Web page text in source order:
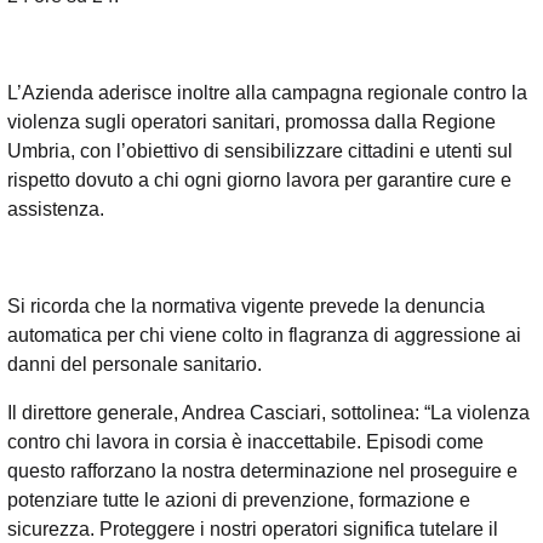
L’Azienda aderisce inoltre alla campagna regionale contro la
violenza sugli operatori sanitari, promossa dalla Regione
Umbria, con l’obiettivo di sensibilizzare cittadini e utenti sul
rispetto dovuto a chi ogni giorno lavora per garantire cure e
assistenza.
Si ricorda che la normativa vigente prevede la denuncia
automatica per chi viene colto in flagranza di aggressione ai
danni del personale sanitario.
Il direttore generale, Andrea Casciari, sottolinea: “La violenza
contro chi lavora in corsia è inaccettabile. Episodi come
questo rafforzano la nostra determinazione nel proseguire e
potenziare tutte le azioni di prevenzione, formazione e
sicurezza. Proteggere i nostri operatori significa tutelare il